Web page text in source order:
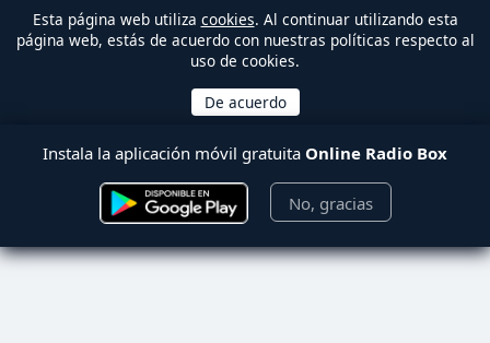
Esta página web utiliza cookies. Al continuar utilizando esta
página web, estás de acuerdo con nuestras políticas respecto al
uso de cookies.
Instala la aplicación móvil gratuita Online Radio Box
No, gracias